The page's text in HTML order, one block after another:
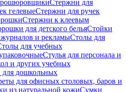
Стержни для
гелевыеСтержни для ручек
Стержни к клеевым
для детского бельяСтойки
журналов и рекламыСтолы для
для учебных
Стулья для персонала и
и других учебных
для дошкольных
для офисных столовых, баров и
из натуральной кожиСумки